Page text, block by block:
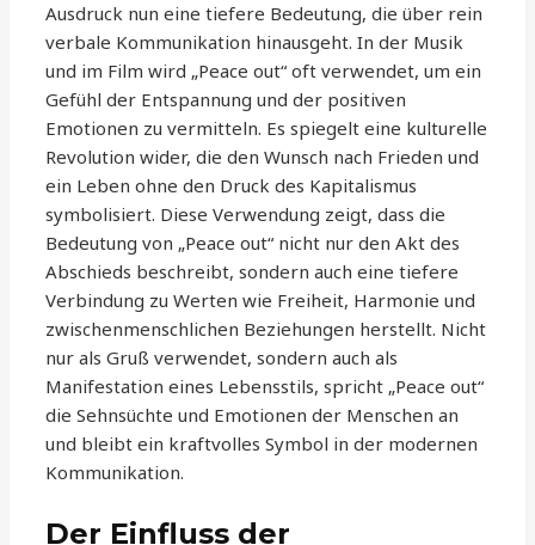
Ausdruck nun eine tiefere Bedeutung, die über rein
verbale Kommunikation hinausgeht. In der Musik
und im Film wird „Peace out“ oft verwendet, um ein
Gefühl der Entspannung und der positiven
Emotionen zu vermitteln. Es spiegelt eine kulturelle
Revolution wider, die den Wunsch nach Frieden und
ein Leben ohne den Druck des Kapitalismus
symbolisiert. Diese Verwendung zeigt, dass die
Bedeutung von „Peace out“ nicht nur den Akt des
Abschieds beschreibt, sondern auch eine tiefere
Verbindung zu Werten wie Freiheit, Harmonie und
zwischenmenschlichen Beziehungen herstellt. Nicht
nur als Gruß verwendet, sondern auch als
Manifestation eines Lebensstils, spricht „Peace out“
die Sehnsüchte und Emotionen der Menschen an
und bleibt ein kraftvolles Symbol in der modernen
Kommunikation.
Der Einfluss der